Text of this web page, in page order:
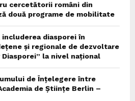
cercetătorii români din
două programe de mobilitate
diasporei în
și regionale de dezvoltare
la nivel național
de Înțelegere între
de Științe Berlin –